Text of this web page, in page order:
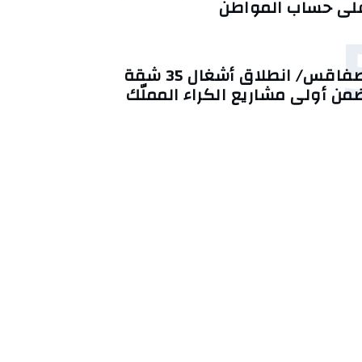
حساب المواطن
صفاقس/ انطلاق أشغال 35 شقة
أولى مشاريع الكراء المملّك